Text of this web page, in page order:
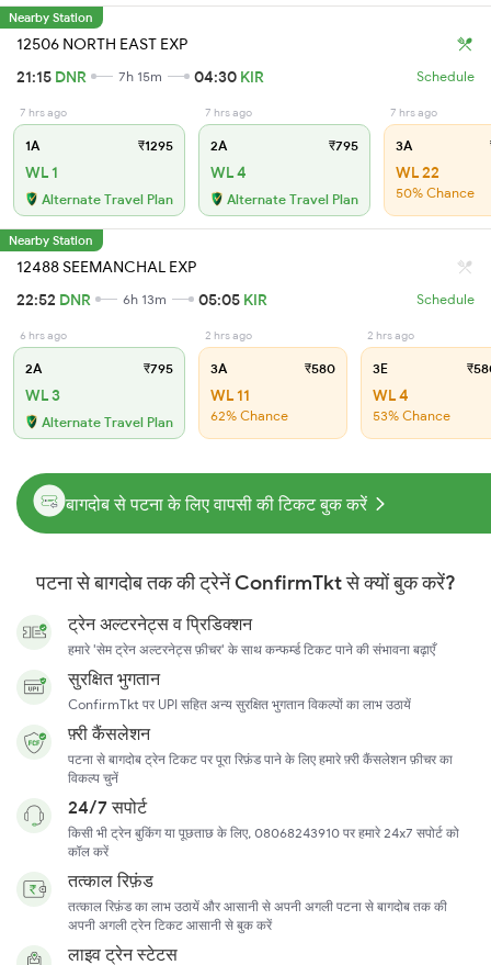
Nearby Station
12506 NORTH EAST EXP
21:15 DNR 7h 15m 04:30 KIR Schedule
7 hrs ago
1A ₹1295
WL 1
Alternate Travel Plan
7 hrs ago
2A ₹795
WL 4
Alternate Travel Plan
7 hrs ago
3A
WL 22
50% Chance
Nearby Station
12488 SEEMANCHAL EXP
22:52 DNR 6h 13m 05:05 KIR Schedule
6 hrs ago
2A ₹795
WL 3
Alternate Travel Plan
2 hrs ago
3A ₹580
WL 11
62% Chance
2 hrs ago
3E
WL 4
53% Chance
बागदोब से पटना के लिए वापसी की टिकट बुक करें
पटना से बागदोब तक की ट्रेनें ConfirmTkt से क्यों बुक करें?
ट्रेन अल्टरनेट्स व प्रिडिक्शन
हमारे 'सेम ट्रेन अल्टरनेट्स फ़ीचर' के साथ कन्फर्म्ड टिकट पाने की संभावना बढ़ाएँ
सुरक्षित भुगतान
ConfirmTkt पर UPI सहित अन्य सुरक्षित भुगतान विकल्पों का लाभ उठायें
फ़्री कैंसलेशन
पटना से बागदोब ट्रेन टिकट पर पूरा रिफ़ंड पाने के लिए हमारे फ़्री कैंसलेशन फ़ीचर का
विकल्प चुनें
24/7 सपोर्ट
किसी भी ट्रेन बुकिंग या पूछताछ के लिए, 08068243910 पर हमारे 24x7 सपोर्ट को
कॉल करें
तत्काल रिफ़ंड
तत्काल रिफ़ंड का लाभ उठायें और आसानी से अपनी अगली पटना से बागदोब तक की
अपनी अगली ट्रेन टिकट आसानी से बुक करें
लाइव ट्रेन स्टेटस